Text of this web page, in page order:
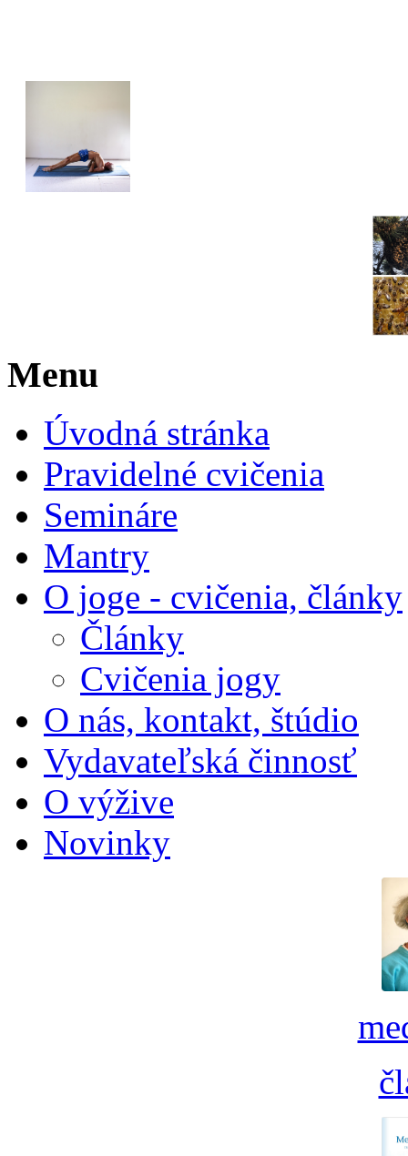
Menu
Úvodná stránka
Pravidelné cvičenia
Semináre
Mantry
O joge - cvičenia, články
Články
Cvičenia jogy
O nás, kontakt, štúdio
Vydavateľská činnosť
O výžive
Novinky